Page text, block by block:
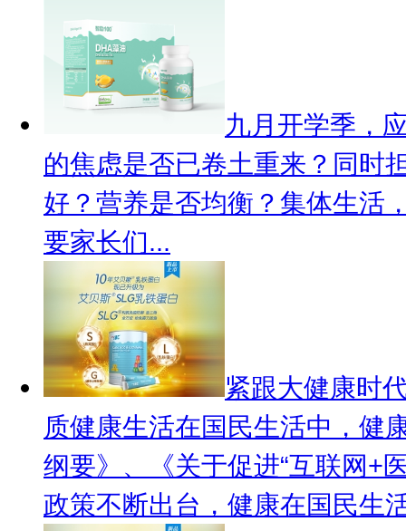
九月开学季，
的焦虑是否已卷土重来？同时
好？营养是否均衡？集体生
要家长们...
紧跟大健康时
质健康生活在国民生活中，健
纲要》、《关于促进“互联网+
政策不断出台，健康在国民生